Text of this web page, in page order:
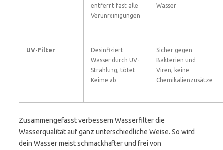
entfernt fast alle
Verunreinigungen
Wasser
UV-Filter
Desinfiziert
Wasser durch UV-
Strahlung, tötet
Keime ab
Sicher gegen
Bakterien und
Viren, keine
Chemikalienzusätze
Zusammengefasst verbessern Wasserfilter die
Wasserqualität auf ganz unterschiedliche Weise. So wird
dein Wasser meist schmackhafter und frei von